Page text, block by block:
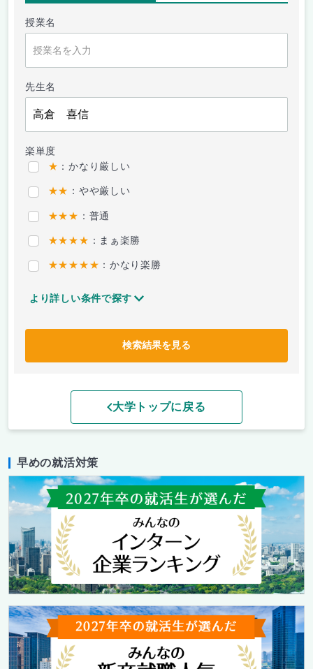
授業名
先生名
楽単度
★ ：かなり厳しい
★★ ：やや厳しい
★★★ ：普通
★★★★ ：まぁ楽勝
★★★★★ ：かなり楽勝
より詳しい条件で探す
検索結果を見る
大学トップに戻る
早めの就活対策